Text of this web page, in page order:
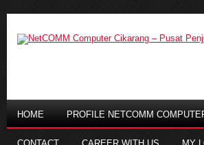
HOME PROFILE NETCOMM